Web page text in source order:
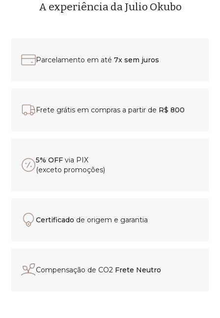
A experiência da Julio Okubo
Parcelamento em até 7x sem juros
Frete grátis em compras a partir de R$ 800
5% OFF via PIX
(exceto promoções)
Certificado de origem e garantia
Compensação de CO2 Frete Neutro